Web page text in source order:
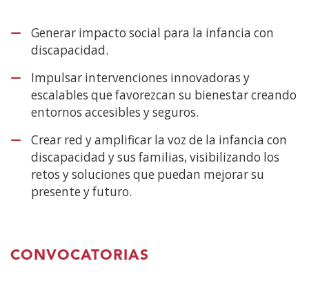
Generar impacto social para la infancia con
discapacidad.
Impulsar intervenciones innovadoras y
escalables que favorezcan su bienestar creando
entornos accesibles y seguros.
Crear red y amplificar la voz de la infancia con
discapacidad y sus familias, visibilizando los
retos y soluciones que puedan mejorar su
presente y futuro.
CONVOCATORIAS